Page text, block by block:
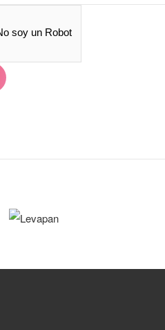
soy un Robot